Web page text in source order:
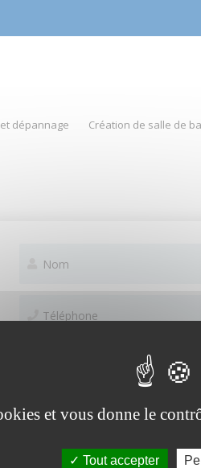
dépannage Création de salle de
et vous donne le
Tout accepter